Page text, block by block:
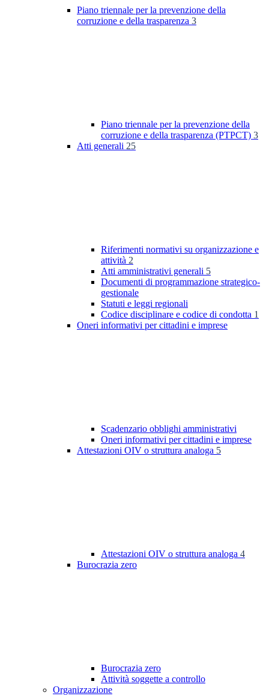
Piano triennale per la prevenzione della
corruzione e della trasparenza 3
Piano triennale per la prevenzione della
corruzione e della trasparenza (PTPCT) 3
Atti generali 25
Riferimenti normativi su organizzazione e
attività 2
Atti amministrativi generali 5
Documenti di programmazione strategico-
gestionale
Statuti e leggi regionali
Codice disciplinare e codice di condotta 1
Oneri informativi per cittadini e imprese
Scadenzario obblighi amministrativi
Oneri informativi per cittadini e imprese
Attestazioni OIV o struttura analoga 5
Attestazioni OIV o struttura analoga 4
Burocrazia zero
Burocrazia zero
Attività soggette a controllo
Organizzazione